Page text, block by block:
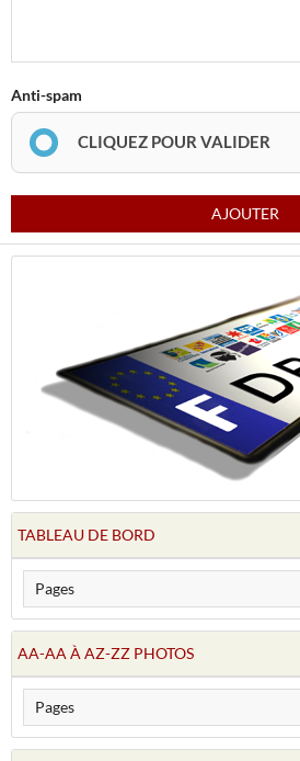
Anti-spam
CLIQUEZ POUR VALIDER
AJOUTER
TABLEAU DE BORD
AA-AA À AZ-ZZ PHOTOS